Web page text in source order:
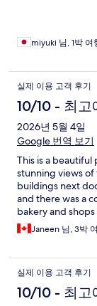
miyuki 님, 1박 여
실제 이용 고객 후기
10/10 - 최고
2026년 5월 4일
Google 번역 보기
This is a
stunning views
buildings next
and there was a
bakery and
by everyone in
thoroughly
Janeen 님, 3박
실제 이용 고객 후기
10/10 - 최고